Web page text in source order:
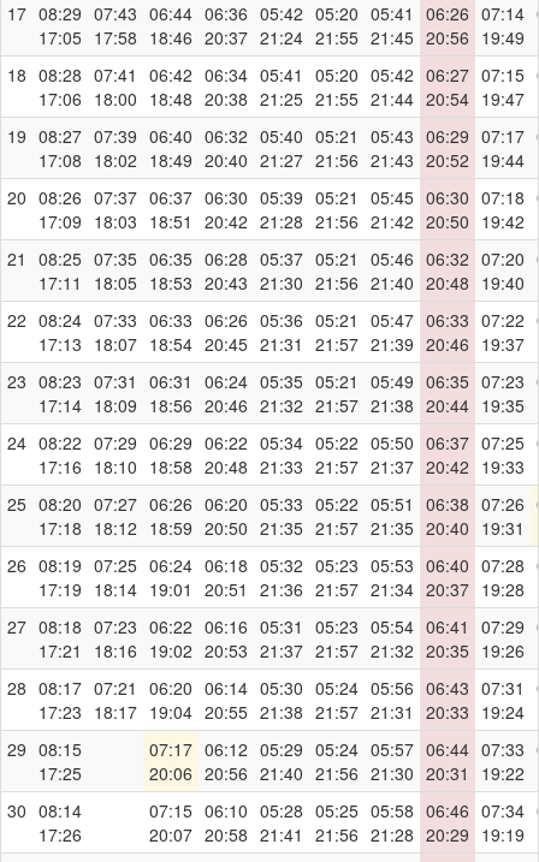
17 08:29
17:05
07:43
17:58
06:44
18:46
06:36
20:37
05:42
21:24
05:20
21:55
05:41
21:45
06:26
20:56
07:14
19:49
18 08:28
17:06
07:41
18:00
06:42
18:48
06:34
20:38
05:41
21:25
05:20
21:55
05:42
21:44
06:27
20:54
07:15
19:47
19 08:27
17:08
07:39
18:02
06:40
18:49
06:32
20:40
05:40
21:27
05:21
21:56
05:43
21:43
06:29
20:52
07:17
19:44
20 08:26
17:09
07:37
18:03
06:37
18:51
06:30
20:42
05:39
21:28
05:21
21:56
05:45
21:42
06:30
20:50
07:18
19:42
21
08:25
17:11
07:35
18:05
06:35
18:53
06:28
20:43
05:37
21:30
05:21
21:56
05:46
21:40
06:32
20:48
07:20
19:40
22 08:24
17:13
07:33
18:07
06:33
18:54
06:26
20:45
05:36
21:31
05:21
21:57
05:47
21:39
06:33
20:46
07:22
19:37
23 08:23
17:14
07:31
18:09
06:31
18:56
06:24
20:46
05:35
21:32
05:21
21:57
05:49
21:38
06:35
20:44
07:23
19:35
24 08:22
17:16
07:29
18:10
06:29
18:58
06:22
20:48
05:34
21:33
05:22
21:57
05:50
21:37
06:37
20:42
07:25
19:33
25 08:20
17:18
07:27
18:12
06:26
18:59
06:20
20:50
05:33
21:35
05:22
21:57
05:51
21:35
06:38
20:40
07:26
19:31
26 08:19
17:19
07:25
18:14
06:24
19:01
06:18
20:51
05:32
21:36
05:23
21:57
05:53
21:34
06:40
20:37
07:28
19:28
27 08:18
17:21
07:23
18:16
06:22
19:02
06:16
20:53
05:31
21:37
05:23
21:57
05:54
21:32
06:41
20:35
07:29
19:26
28 08:17
17:23
07:21
18:17
06:20
19:04
06:14
20:55
05:30
21:38
05:24
21:57
05:56
21:31
06:43
20:33
07:31
19:24
29 08:15
17:25
07:17
20:06
06:12
20:56
05:29
21:40
05:24
21:56
05:57
21:30
06:44
20:31
07:33
19:22
30 08:14
17:26
07:15
20:07
06:10
20:58
05:28
21:41
05:25
21:56
05:58
21:28
06:46
20:29
07:34
19:19